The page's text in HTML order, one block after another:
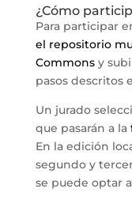
¿Cómo
Para participar
el repositorio
Commonsy
pasos descritos
Un jurado
que pasarán a la
En la edición
segundo y
se puede optar